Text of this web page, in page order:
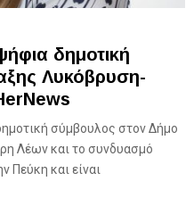
δημοτική
Λυκόβρυση-
σύμβουλος στον Δήμο
Λέων και το συνδυασμό
Πεύκη και είναι